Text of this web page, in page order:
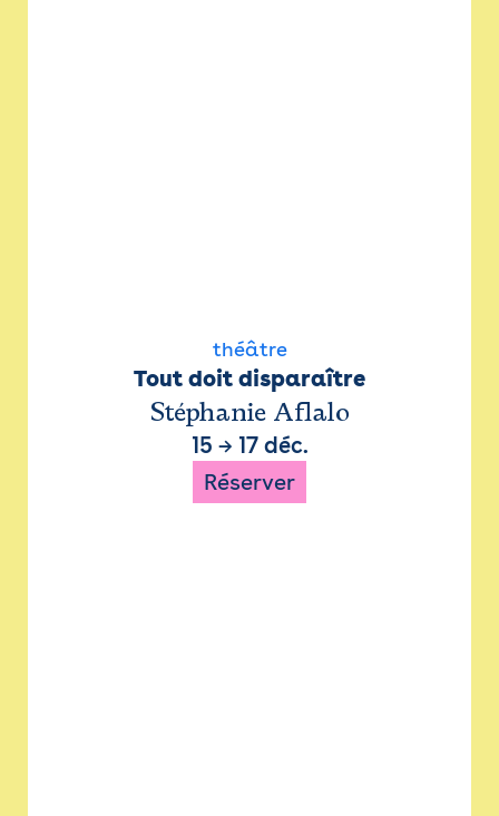
théâtre
Tout doit disparaître
Stéphanie Aflalo
15 → 17 déc.
Réserver